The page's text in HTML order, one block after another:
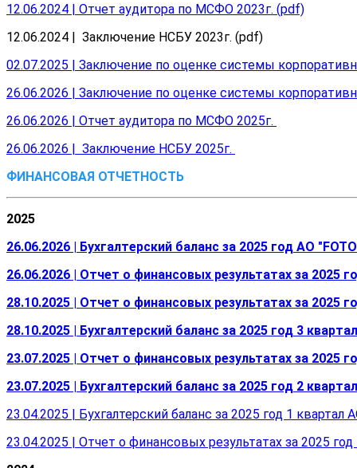
12.06.2024 | Отчет аудитора по МСФО 2023г. (pdf)
12.06.2024 | Заключение НСБУ 2023г. (pdf)
02.07.2025 | Заключение по оценке системы
26.06.2026 | Заключение по оценке системы
26.06.2026 | Отчет аудитора по МСФО 2025г.
26.06.2026 | Заключение НСБУ 2025г.
ФИНАНСОВАЯ ОТЧЕТНОСТЬ
2025
26.06.2026 | Бухгалтерский баланс за 2025 год АО
26.06.2026 | Отчет о финансовых результатах за 2025
28.10.2025 | Отчет о финансовых результатах за 2025
28.10.2025 | Бухгалтерский баланс за 2025 год 3
23.07.2025 | Отчет о финансовых результатах за 2025
23.07.2025 | Бухгалтерский баланс за 2025 год 2
23.04.2025 | Бухгалтерский баланс за 2025 год 1 квартал
23.04.2025 | Отчет о финансовых результатах за 2025